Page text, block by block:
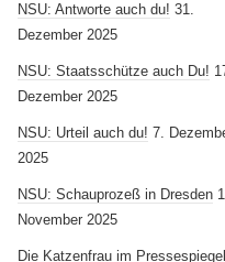
NSU: Antworte auch du! 31.
Dezember 2025
NSU: Staatsschütze auch Du!
Dezember 2025
NSU: Urteil auch du! 7.
2025
NSU: Schauprozeß in Dresden
November 2025
Die Katzenfrau im Pressespiegel